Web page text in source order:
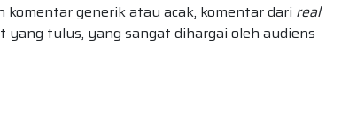
generik atau acak, komentar dari real
yang tulus, yang sangat dihargai oleh audiens